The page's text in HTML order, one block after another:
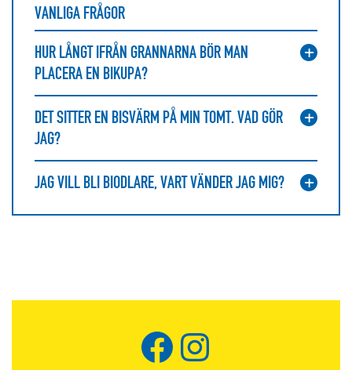
VANLIGA FRÅGOR
HUR LÅNGT IFRÅN GRANNARNA BÖR MAN
PLACERA EN BIKUPA?
DET SITTER EN BISVÄRM PÅ MIN TOMT. VAD GÖR
JAG?
JAG VILL BLI BIODLARE, VART VÄNDER JAG MIG?
Facebook
Instagram